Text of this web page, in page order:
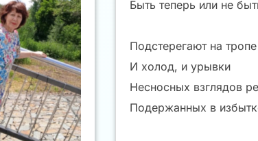
Быть теперь или не
Подстерегают на тропе
И холод, и урывки
Несносных взглядов
Подержанных в